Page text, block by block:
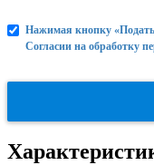
Нажимая кнопку «Подать
Согласии на обработку